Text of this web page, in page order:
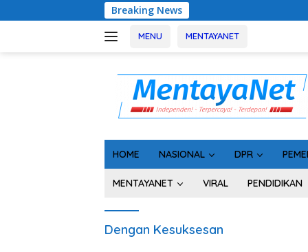
ke
Breaking News
MENU MENTAYANET
HOME NASIONAL DPR
MENTAYANET VIRAL PENDIDIKAN
Dengan Kesuksesan